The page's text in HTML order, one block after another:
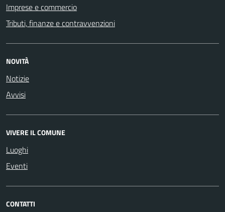
Imprese e commercio
Tributi, finanze e contravvenzioni
NOVITÀ
Notizie
Avvisi
VIVERE IL COMUNE
Luoghi
Eventi
CONTATTI